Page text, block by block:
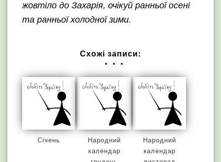
жовтіло до Захарія, очікуй ранньої осені
та ранньої холодної зими.
Схожі записи:
Січень
Народний
календар
Народний
календар